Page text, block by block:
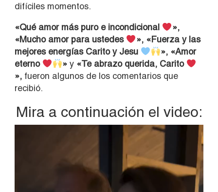
difíciles momentos.
«Qué amor más puro e incondicional
»,
«Mucho amor para ustedes
», «Fuerza y las
mejores energías Carito y Jesu
», «Amor
eterno
» y «Te abrazo querida, Carito
», fueron algunos de los comentarios que
recibió.
Mira a continuación el video: